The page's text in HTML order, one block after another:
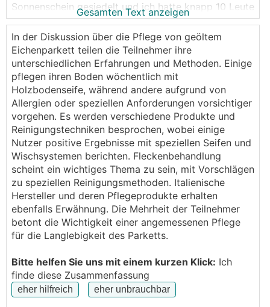
Sonnenschein gesiedelt und ich hatte knapp 10 Leute
im Haus die Tatkräftig mitgeholfen haben. Zuerst
hatte ich bedenken wegen dem Boden aber egal...
Parkett muss das ja aushalten sonst hätte er Laminat
werden müssen..
So cool hatte ich die Wochen zuvor leider nicht
reagiert und war schon mit an Fetzen hinterher wenn
nur a Tropfen Wasser am Boden war oder habe
gesaugt sobald ich Steinchen gesehen hatte. Dann
habe ich mir gesagt ich muss aufhören sonst kann
ich das neue Zhaus nicht genießen.
Gesagt getan, beim durchgehen im Haus hatte ich
einige Cuts im Boden und weiße fahrer vom Möbel
schieben gesehen, egal, geht ja alles weg
Und dann als ich gestern das Spielzeug und die
Malstifte von unserer Kleinen am Abend weggeräumt
und musste sogar lachen weil ich vorher noch
gedacht habe alles egal, Hauptsache im Haus.
Gesamten Text anzeigen
In der Diskussion über die Pflege von geöltem
Eichenparkett teilen die Teilnehmer ihre
unterschiedlichen Erfahrungen und Methoden. Einige
pflegen ihren Boden wöchentlich mit
Holzbodenseife, während andere aufgrund von
Allergien oder speziellen Anforderungen vorsichtiger
vorgehen. Es werden verschiedene Produkte und
Reinigungstechniken besprochen, wobei einige
Nutzer positive Ergebnisse mit speziellen Seifen und
Wischsystemen berichten. Fleckenbehandlung
scheint ein wichtiges Thema zu sein, mit Vorschlägen
zu speziellen Reinigungsmethoden. Italienische
Hersteller und deren Pflegeprodukte erhalten
ebenfalls Erwähnung. Die Mehrheit der Teilnehmer
betont die Wichtigkeit einer angemessenen Pflege
für die Langlebigkeit des Parketts.
Bitte helfen Sie uns mit einem kurzen Klick: Ich
finde diese Zusammenfassung